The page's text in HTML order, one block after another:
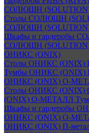
СОЛЮШН
Столы СОЛЮШН
СОЛЮШН
Шкафы и гардеробы
СОЛЮШН
ОНИКС (ONIX)
Столы ОНИКС (ONIX)
Тумбы ОНИКС (ONIX)
ОНИКС (ONIX) O-
Столы ОНИКС (ONIX)
(ONIX) O-МЕТАЛЛ
Шкафы и гардеробы
ОНИКС (ONIX) O-
ОНИКС (ONIX) П-